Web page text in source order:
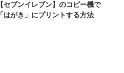
【セブンイレブン】のコピー機で
「はがき」にプリントする方法